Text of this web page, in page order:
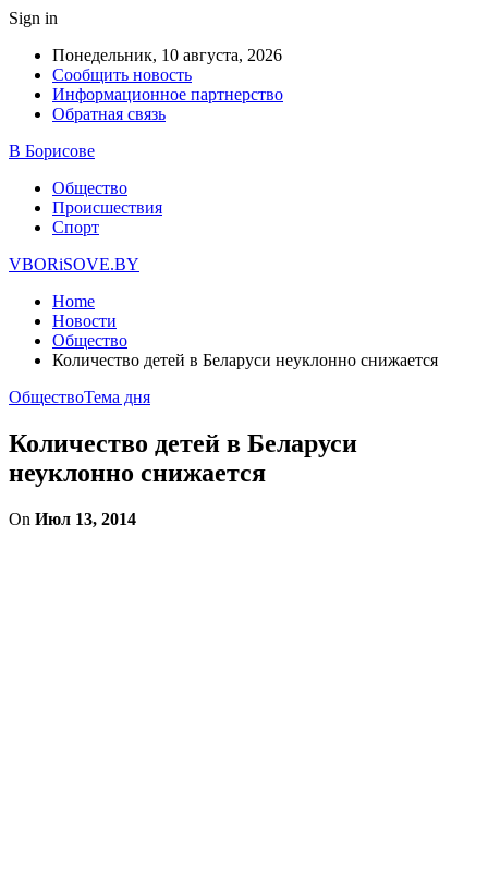
Sign in
Понедельник, 10 августа, 2026
Сообщить новость
Информационное партнерство
Обратная связь
В Борисове
Общество
Происшествия
Спорт
VBORiSOVE.BY
Home
Новости
Общество
Количество детей в Беларуси неуклонно снижается
ОбществоТема дня
Количество детей в Беларуси
неуклонно снижается
On Июл 13, 2014